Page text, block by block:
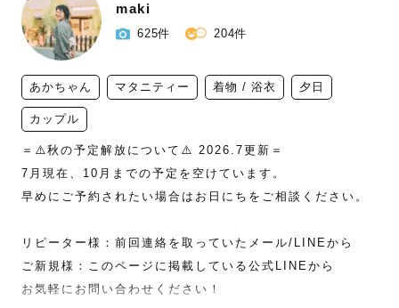
maki
625件 204件
あかちゃん マタニティー 着物 / 浴衣 夕日
カップル
＝⚠️秋の予定解放について⚠️ 2026.7更新＝
7月現在、10月までの予定を空けています。
早めにご予約されたい場合はお日にちをご相談ください。
リピーター様：前回連絡を取っていたメール/LINEから
ご新規様：このページに掲載している公式LINEから
お気軽にお問い合わせください！